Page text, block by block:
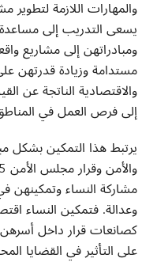
والمهارات اللازمة
يسعى التدريب إلى
ومبادراتهن إلى مشاريع
مستدامة وزيادة قدرتهن
والاقتصادية الناتجة عن
إلى فرص العمل في
يرتبط هذا التمكين بشكل
مشاركة النساء وتمكينهن
وعدالة. فتمكين النساء
كصانعات قرار داخل
على التأثير في القضايا